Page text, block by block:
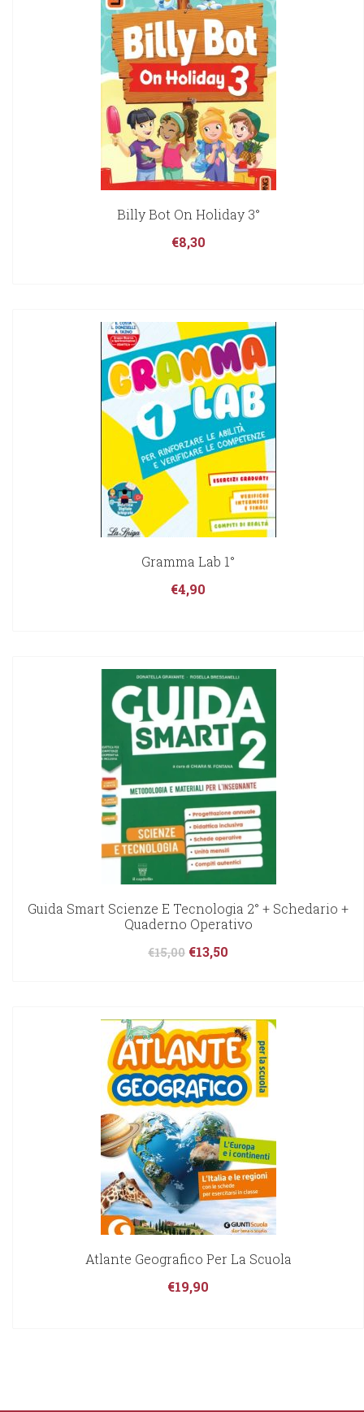
Billy Bot On Holiday 3°
€8,30
Gramma Lab 1°
€4,90
Guida Smart Scienze E Tecnologia 2° + Schedario +
Quaderno Operativo
€15,00 €13,50
Atlante Geografico Per La Scuola
€19,90